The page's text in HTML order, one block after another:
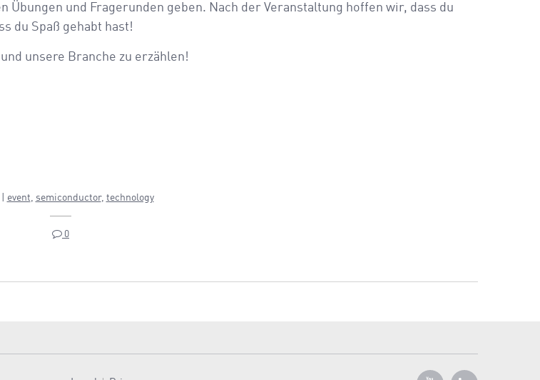
und Fragerunden geben. Nach der Veranstaltung hoffen wir, dass du
du Spaß gehabt hast!
unsere Branche zu erzählen!
event, semiconductor, technology
0